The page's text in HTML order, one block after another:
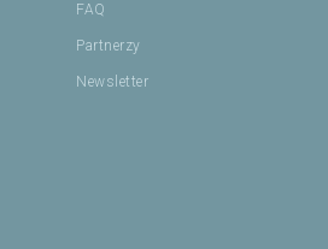
FAQ
Partnerzy
Newsletter